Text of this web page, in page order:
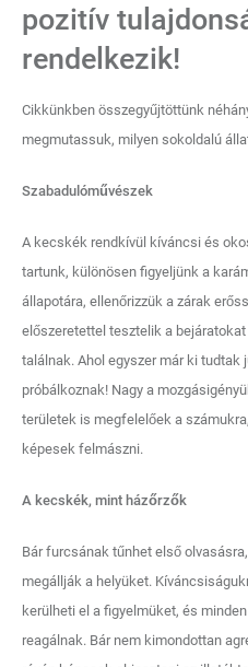
pozitív
rendelkezik!
Cikkünkben összegyűjtöttünk
megmutassuk, milyen sokoldalú
Szabadulóművészek
A kecskék rendkívül kíváncsi és
tartunk, különösen figyeljünk a
állapotára, ellenőrizzük a zárak
előszeretettel tesztelik a
találnak. Ahol egyszer már ki tudtak
próbálkoznak! Nagy a
területek is megfelelőek a
képesek felmászni.
A kecskék, mint házőrzők
Bár furcsának tűnhet első
megállják a helyüket.
kerülheti el a figyelmüket, és
reagálnak. Bár nem kimondottan